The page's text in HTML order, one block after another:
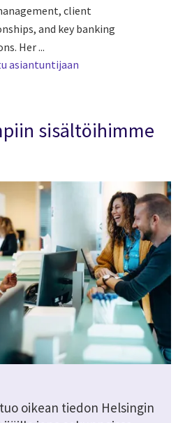
client
and key banking
Her ...
asiantuntijaan
sisältöihimme
oikean tiedon Helsingin